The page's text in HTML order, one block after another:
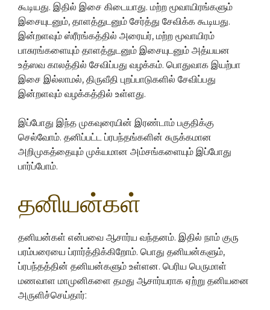
கூடியது. இதில் இசை கிடையாது. மற்ற மூவாயிரங்களும்
இசையுடனும், தாளத்துடனும் சேர்த்து சேவிக்க கூடியது.
இன்றளவும் ஸ்ரீரங்கத்தில் அரையர், மற்ற மூவாயிரம்
பாசுரங்களையும் தாளத்துடனும் இசையுடனும் அத்யயன
உத்ஸவ காலத்தில் சேவிப்பது வழக்கம். பொதுவாக இயற்பா
இசை இல்லாமல், திருவீதி புறப்பாடுகளில் சேவிப்பது
இன்றளவும் வழக்கத்தில் உள்ளது.
இப்போது இந்த முகவுரையின் இரண்டாம் பகுதிக்கு
செல்வோம். தனிப்பட்ட ப்ரபந்தங்களின் சுருக்கமான
அறிமுகத்தையும் முக்யமான அம்சங்களையும் இப்போது
பார்ப்போம்.
தனியன்கள்
தனியன்கள் என்பவை ஆசார்ய வந்தனம். இதில் நாம் குரு
பரம்பரையை ப்ரார்த்திக்கிறோம். பொது தனியன்களும்,
ப்ரபந்தத்தின் தனியன்களும் உள்ளன. பெரிய பெருமாள்
மணவாள மாமுனிகளை தமது ஆசார்யராக ஏற்று தனியனை
அருளிச்செய்தார்: